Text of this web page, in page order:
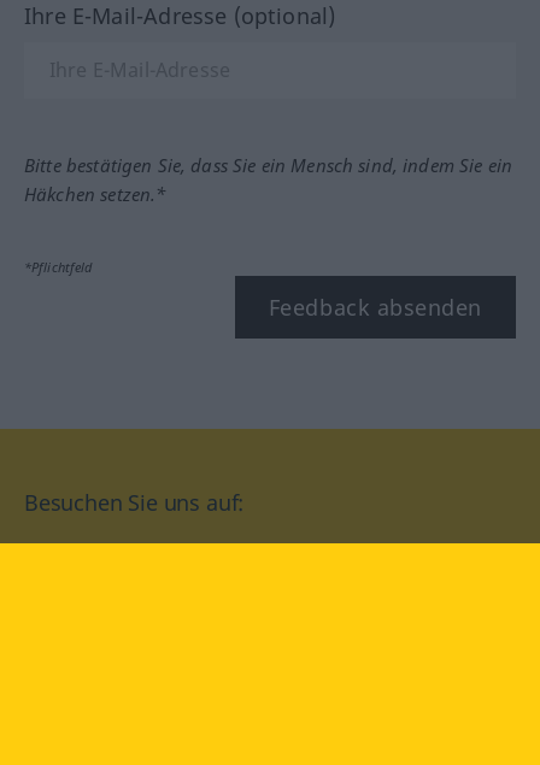
Ihre E-Mail-Adresse (optional)
Bitte bestätigen Sie, dass Sie ein Mensch sind, indem Sie ein
Häkchen setzen.*
*Pflichtfeld
Feedback absenden
Besuchen Sie uns auf: